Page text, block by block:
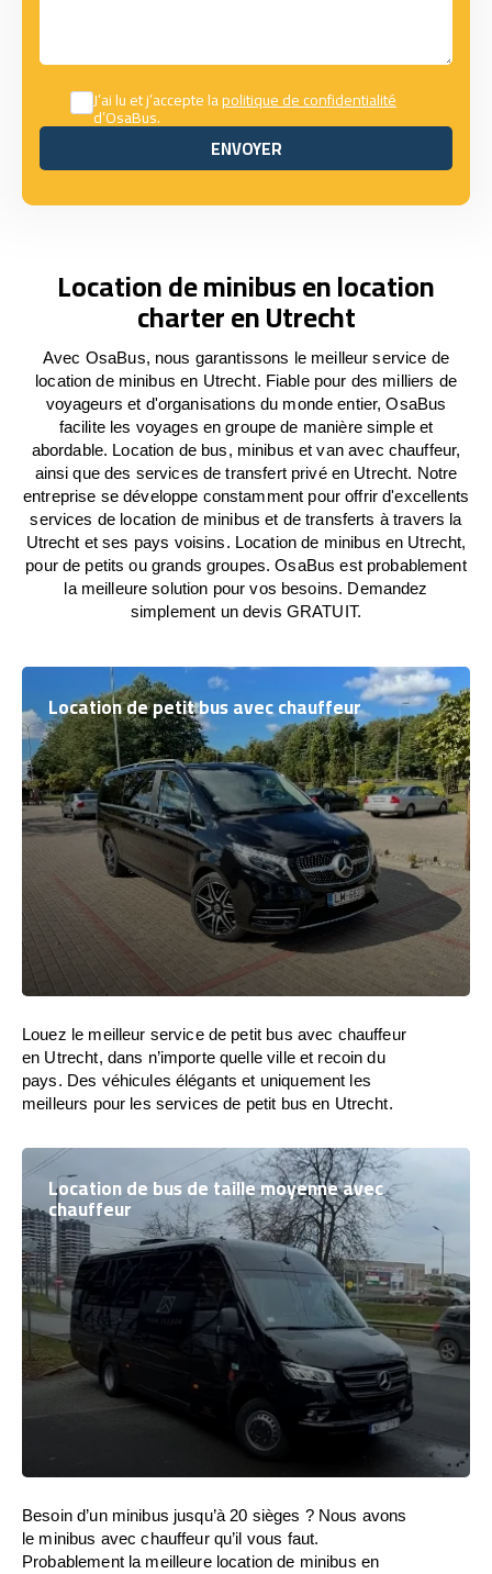
J’ai lu et j’accepte lapolitique de confidentialité
d’OsaBus.
ENVOYER
ENVOYER
Location de minibus en location
charter en Utrecht
Avec OsaBus, nous garantissons le meilleur service de
location de minibus en Utrecht. Fiable pour des milliers de
voyageurs et d'organisations du monde entier, OsaBus
facilite les voyages en groupe de manière simple et
abordable. Location de bus, minibus et van avec chauffeur,
ainsi que des services de transfert privé en Utrecht. Notre
entreprise se développe constamment pour offrir d'excellents
services de location de minibus et de transferts à travers la
Utrecht et ses pays voisins. Location de minibus en Utrecht,
pour de petits ou grands groupes. OsaBus est probablement
la meilleure solution pour vos besoins. Demandez
simplement un devis GRATUIT.
Location de petit bus avec chauffeur
Louez le meilleur service de petit bus avec chauffeur
en Utrecht, dans n’importe quelle ville et recoin du
pays. Des véhicules élégants et uniquement les
meilleurs pour les services de petit bus en Utrecht.
Location de bus de taille moyenne avec
chauffeur
Besoin d’un minibus jusqu’à 20 sièges ? Nous avons
le minibus avec chauffeur qu’il vous faut.
Probablement la meilleure location de minibus en